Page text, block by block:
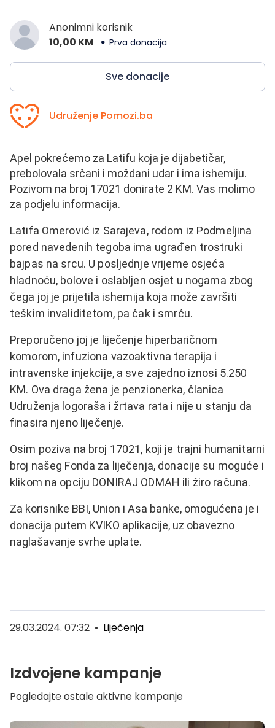
Anonimni korisnik
10,00 KM
Prva donacija
Sve donacije
Udruženje Pomozi.ba
Apel pokrećemo za Latifu koja je dijabetičar,
prebolovala srčani i moždani udar i ima ishemiju.
Pozivom na broj 17021 donirate 2 KM. Vas molimo
za podjelu informacija.
Latifa Omerović iz Sarajeva, rodom iz Podmeljina
pored navedenih tegoba ima ugrađen trostruki
bajpas na srcu. U posljednje vrijeme osjeća
hladnoću, bolove i oslabljen osjet u nogama zbog
čega joj je prijetila ishemija koja može završiti
teškim invaliditetom, pa čak i smrću.
Preporučeno joj je liječenje hiperbaričnom
komorom, infuziona vazoaktivna terapija i
intravenske injekcije, a sve zajedno iznosi 5.250
KM. Ova draga žena je penzionerka, članica
Udruženja logoraša i žrtava rata i nije u stanju da
finasira njeno liječenje.
Osim poziva na broj 17021, koji je trajni humanitarni
broj našeg Fonda za liječenja, donacije su moguće i
klikom na opciju DONIRAJ ODMAH ili žiro računa.
Za korisnike BBI, Union i Asa banke, omogućena je i
donacija putem KVIKO aplikacije, uz obavezno
naglašavanje svrhe uplate.
29.03.2024. 07:32 • Liječenja
Izdvojene kampanje
Pogledajte ostale aktivne kampanje